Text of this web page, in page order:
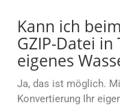
Kann ich
GZIP-Datei in
eigenes
Ja, das ist möglich.
Konvertierung Ihr